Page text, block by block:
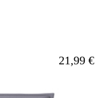
Ab
21,99 €